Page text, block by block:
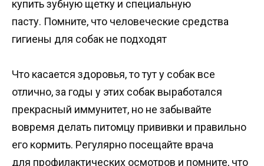
купить зубную щетку и специальную
пасту. Помните, что человеческие средства
гигиены для собак не подходят
Что касается здоровья, то тут у собак все
отлично, за годы у этих собак выработался
прекрасный иммунитет, но не забывайте
вовремя делать питомцу прививки и правильно
его кормить. Регулярно посещайте врача
для профилактических осмотров и помните, что